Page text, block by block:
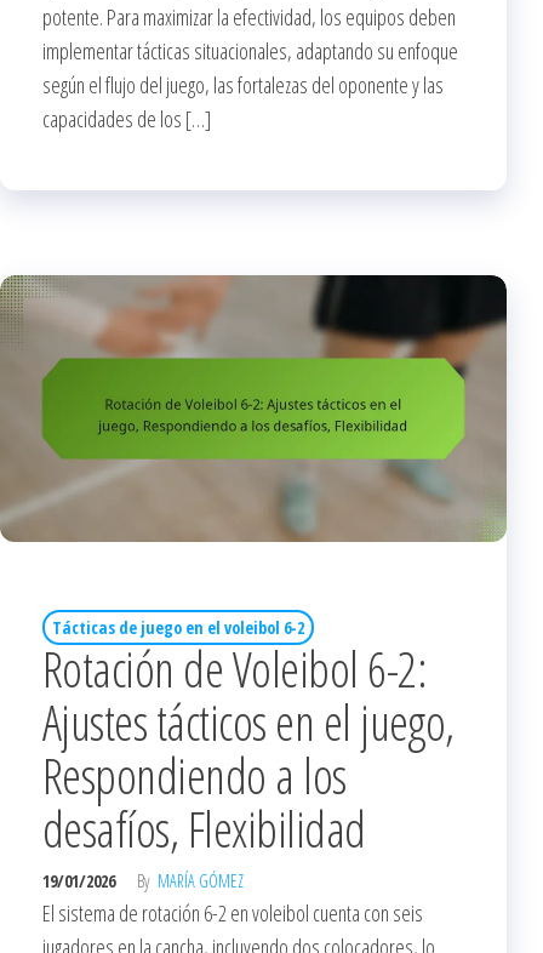
potente. Para maximizar la efectividad, los equipos deben
implementar tácticas situacionales, adaptando su enfoque
según el flujo del juego, las fortalezas del oponente y las
capacidades de los […]
Tácticas de juego en el voleibol 6-2
Rotación de Voleibol 6-2:
Ajustes tácticos en el juego,
Respondiendo a los
desafíos, Flexibilidad
19/01/2026 By MARÍA GÓMEZ
El sistema de rotación 6-2 en voleibol cuenta con seis
jugadores en la cancha, incluyendo dos colocadores, lo